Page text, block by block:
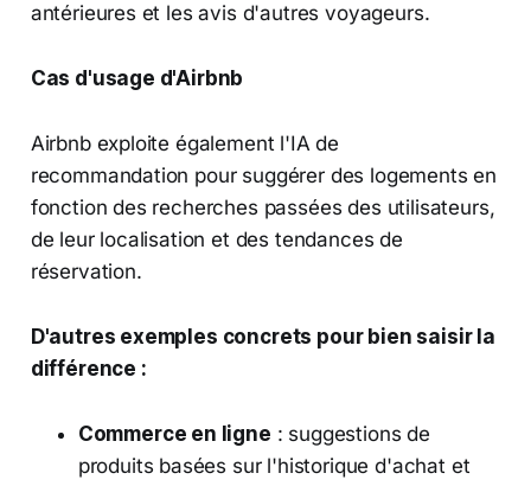
antérieures et les avis d'autres voyageurs.
Cas d'usage d'Airbnb
Airbnb exploite également l'IA de
recommandation pour suggérer des logements en
fonction des recherches passées des utilisateurs,
de leur localisation et des tendances de
réservation.
D'autres exemples concrets pour bien saisir la
différence :
Commerce en ligne : suggestions de
produits basées sur l'historique d'achat et